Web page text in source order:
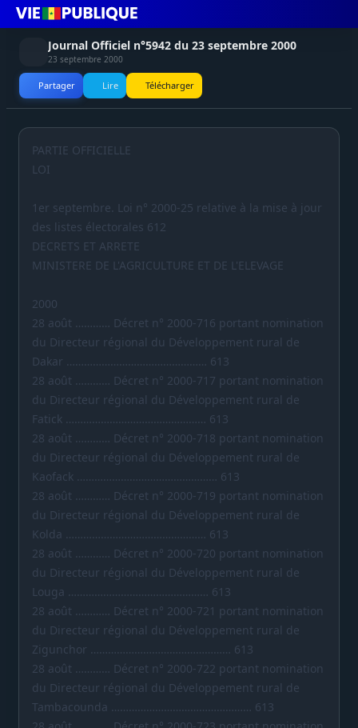
Journal Officiel n°5942 du 23 septembre 2000
23 septembre 2000
Partager Lire Télécharger
PARTIE OFFICIELLE
LOI
1er septembre. Loi n° 2000-25 relative à la mise à jour
des listes électorales 612
DECRETS ET ARRETE
MINISTERE DE L'AGRICULTURE ET DE L'ELEVAGE
2000
28 août ………… Décret n° 2000-716 portant nomination
du Directeur régional du Développement rural de
Dakar ………………………………………… 613
28 août ………… Décret n° 2000-717 portant nomination
du Directeur régional du Développement rural de
Fatick ………………………………………… 613
28 août ………… Décret n° 2000-718 portant nomination
du Directeur régional du Développement rural de
Kaofack ………………………………………… 613
28 août ………… Décret n° 2000-719 portant nomination
du Directeur régional du Développement rural de
Kolda ………………………………………… 613
28 août ………… Décret n° 2000-720 portant nomination
du Directeur régional du Développement rural de
Louga ………………………………………… 613
28 août ………… Décret n° 2000-721 portant nomination
du Directeur régional du Développement rural de
Zigunchor ………………………………………… 613
28 août ………… Décret n° 2000-722 portant nomination
du Directeur régional du Développement rural de
Tambacounda ………………………………………… 613